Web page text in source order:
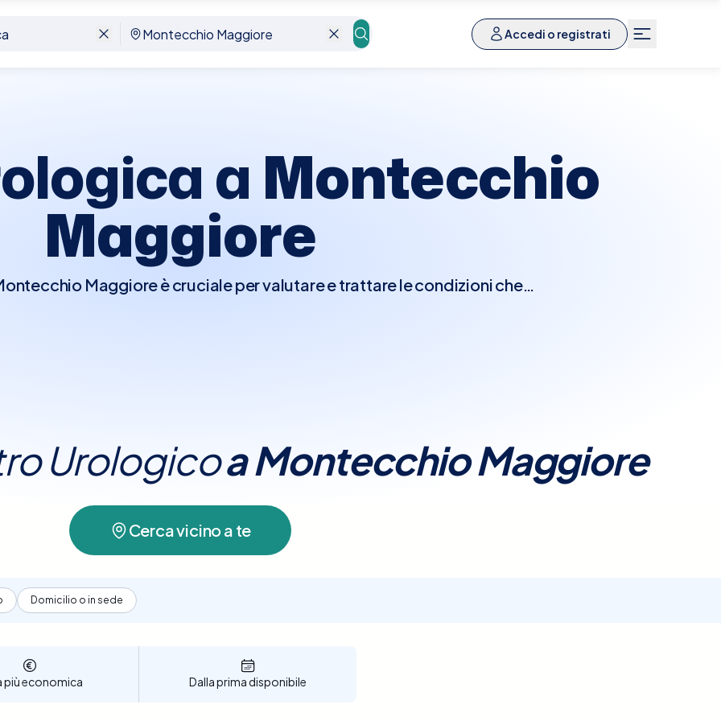
Accedi o registrati
a Montecchio
Maggiore
Maggiore è cruciale per valutare e trattare le condizioni che
le diverse strutture sanitarie convenzionate, offrendo tutte le
per scegliere la migliore opzione in base a ubicazione, prezzo e
di prenotazione è intuitivo e veloce, permettendoti di selezionare la
si adattano alle tue esigenze. Prenota ora per garantire un'accurata
della tua salute urologica a Montecchio Maggiore.
UrologicoaMontecchio Maggiore
Cerca vicino a te
Domicilio o in sede
più economica Dalla prima disponibile